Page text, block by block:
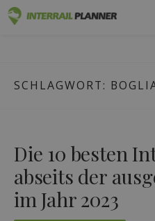
Pässe
Länder-Führer
Einloggen
SCHLAGWORT:
Die 10 besten
abseits der
im Jahr 2023